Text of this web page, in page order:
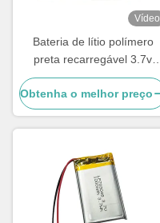
Vídeo
Bateria de lítio polímero
preta recarregável 3.7v
1100mah Lipo Bateria Pack
Obtenha o melhor preço